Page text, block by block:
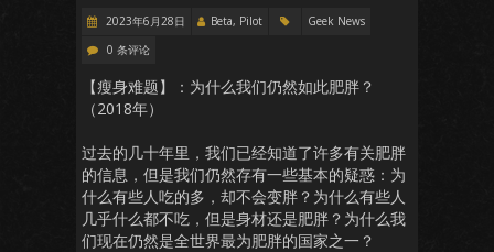
2023年6月28日 Beta, Pilot
Geek News
0 条评论
【瘦身难题】：为什么我们仍然如此肥胖？
（2018年）
过去的几十年里，我们已经知道了许多有关肥胖
的信息，但是我们仍然存有一些基本的疑惑：为
什么有些人吃的多，却不会变胖？为什么有些人
几乎什么都不吃，但是身材还是肥胖？为什么我
们现在仍然是全世界最为肥胖的国家之一？